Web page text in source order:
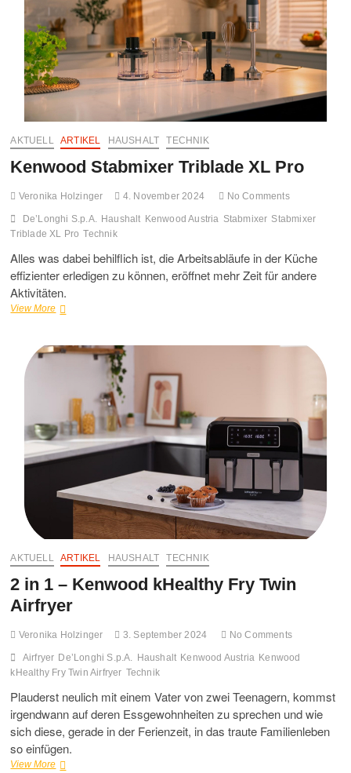
AKTUELL ARTIKEL HAUSHALT TECHNIK
Kenwood Stabmixer Triblade XL Pro
Veronika Holzinger 4. November 2024 No Comments
De’Longhi S.p.A. Haushalt Kenwood Austria Stabmixer Stabmixer
Triblade XL Pro Technik
Alles was dabei behilflich ist, die Arbeitsabläufe in der Küche
effizienter erledigen zu können, eröffnet mehr Zeit für andere
Aktivitäten.
View MoreKenwood
XL
AKTUELL ARTIKEL HAUSHALT TECHNIK
2 in 1 – Kenwood kHealthy Fry Twin
Airfryer
Veronika Holzinger 3. September 2024 No Comments
Airfryer De’Longhi S.p.A. Haushalt Kenwood Austria Kenwood
kHealthy Fry Twin Airfryer Technik
Plauderst neulich mit einem Vater von zwei Teenagern, kommst
irgendwann auf deren Essgewohnheiten zu sprechen und wie
sich diese, gerade in der Ferienzeit, in das traute Familienleben
so einfügen.
View More2